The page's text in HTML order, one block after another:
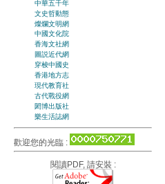
中華五千年
文史哲動態
燦爛文明網
中國文化院
香海文社網
圖説近代網
穿梭中國史
香港地方志
現代教育社
古代戰役網
閎博出版社
樂生活誌網
歡迎您的光臨 :
閱讀PDF, 請安裝 :